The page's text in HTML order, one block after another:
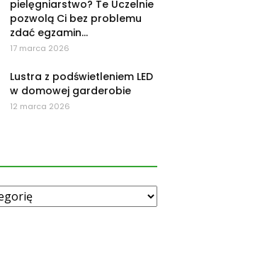
pielęgniarstwo? Te Uczelnie
pozwolą Ci bez problemu
zdać egzamin...
17 marca 2026
Lustra z podświetleniem LED
w domowej garderobie
12 marca 2026